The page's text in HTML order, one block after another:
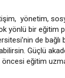
yönetim,
yönlü bir eğitim
de bağlı
Güçlü
eğitim